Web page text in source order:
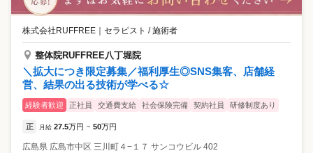
株式会社RUFFREE セラピスト / 施術者
整体院RUFFREE八丁堀院
＼拡大につき限定募集／福利厚生◎SNS集客、店舗経
営、結果の出る技術が学べる☆
経験者歓迎 正社員 交通費支給 社会保険完備 契約社員 研修制度あり
正 月給 27.5万円 ~ 50万円
広島県 広島市中区 三川町４−１７ サンコウビル 402